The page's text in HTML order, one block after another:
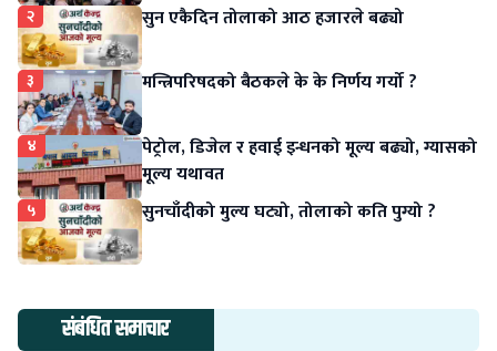
२ सुन एकैदिन तोलाको आठ हजारले बढ्यो
३ मन्त्रिपरिषदको बैठकले के के निर्णय गर्यो ?
४
पेट्रोल, डिजेल र हवाई इन्धनको मूल्य बढ्यो, ग्यासको
मूल्य यथावत
५ सुनचाँदीको मुल्य घट्यो, तोलाको कति पुग्यो ?
संबंधित समाचार